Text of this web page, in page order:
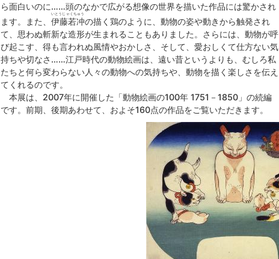
ら面白いのに……頭のなかで広がる想像の世界を描いた作品には驚かされ
ます。また、 伊藤若冲
いとうじゃくちゅう
の描く鶏のように、動物の姿や動きから触発され
て、思わぬ斬新な造形が生まれることもありました。さらには、動物が呼
び起こす、得も言われぬ風情やおかしさ、そして、愛おしくて仕方ない気
持ちや切なさ……江戸時代の動物絵画は、遠い昔というよりも、むしろ私
たちと何ら変わらない人々の動物への気持ちや、動物を描く楽しさを伝え
てくれるのです。
本展は、2007年に開催した「動物絵画の100年 1751－1850」の続編
です。前期、後期あわせて、およそ160点の作品をご覧いただきます。